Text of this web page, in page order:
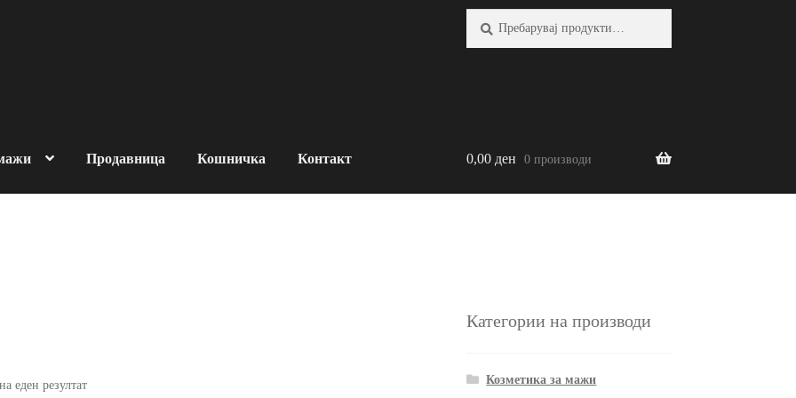
Продавница Кошничка Контакт 0,00 ден 0 производи
еден резултат
Категории на производи
Козметика за мажи